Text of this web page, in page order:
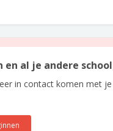
al je andere
in contact komen met